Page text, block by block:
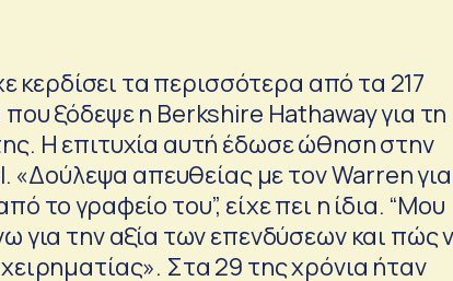
κερδίσει τα περισσότερα από τα 217
ξόδεψε η Berkshire Hathaway για τη
Η επιτυχία αυτή έδωσε ώθηση στην
«Δούλεψα απευθείας με τον Warren για
το γραφείο του”, είχε πει η ίδια. “Μου
για την αξία των επενδύσεων και πώς
Στα 29 της χρόνια ήταν